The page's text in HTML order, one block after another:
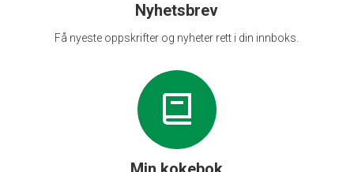
Nyhetsbrev
Få nyeste oppskrifter og nyheter rett i din innboks.